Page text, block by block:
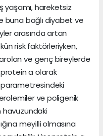
yaşamı, hareketsiz
buna bağlı diyabet ve
arasında artan
risk faktörleriyken,
ve genç bireylerde
a olarak
parametresindeki
ve poligenik
meyilli olmasına